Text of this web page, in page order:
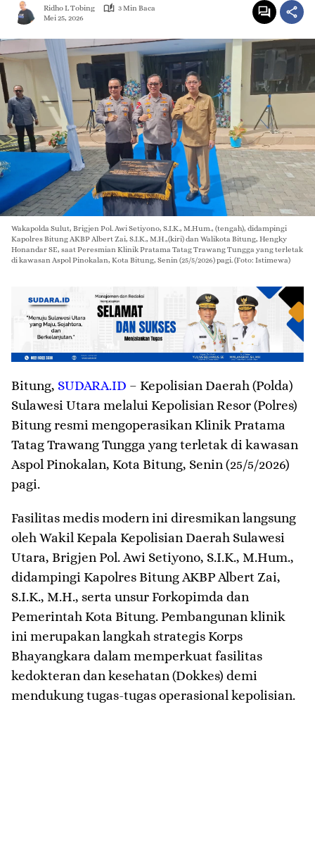
Ridho L Tobing
3 Min Baca
Mei 25, 2026
Wakapolda Sulut, Brigjen Pol. Awi Setiyono, S.I.K., M.Hum., (tengah), didampingi
Kapolres Bitung AKBP Albert Zai, S.I.K., M.H.,(kiri) dan Walikota Bitung, Hengky
Honandar SE, saat Peresmian Klinik Pratama Tatag Trawang Tungga yang terletak
di kawasan Aspol Pinokalan, Kota Bitung, Senin (25/5/2026) pagi. (Foto: Istimewa)
Bitung, SUDARA.ID – Kepolisian Daerah (Polda)
Sulawesi Utara melalui Kepolisian Resor (Polres)
Bitung resmi mengoperasikan Klinik Pratama
Tatag Trawang Tungga yang terletak di kawasan
Aspol Pinokalan, Kota Bitung, Senin (25/5/2026)
pagi.
​Fasilitas medis modern ini diresmikan langsung
oleh Wakil Kepala Kepolisian Daerah Sulawesi
Utara, Brigjen Pol. Awi Setiyono, S.I.K., M.Hum.,
didampingi Kapolres Bitung AKBP Albert Zai,
S.I.K., M.H., serta unsur Forkopimda dan
Pemerintah Kota Bitung. Pembangunan klinik
ini merupakan langkah strategis Korps
Bhayangkara dalam memperkuat fasilitas
kedokteran dan kesehatan (Dokkes) demi
mendukung tugas-tugas operasional kepolisian.